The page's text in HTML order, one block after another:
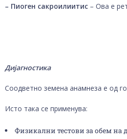
– Пиоген сакроилиитис – Ова е
Дијагностика
Соодветно земена анамнеза е од
Исто така се применува:
Физикални тестови за обем на